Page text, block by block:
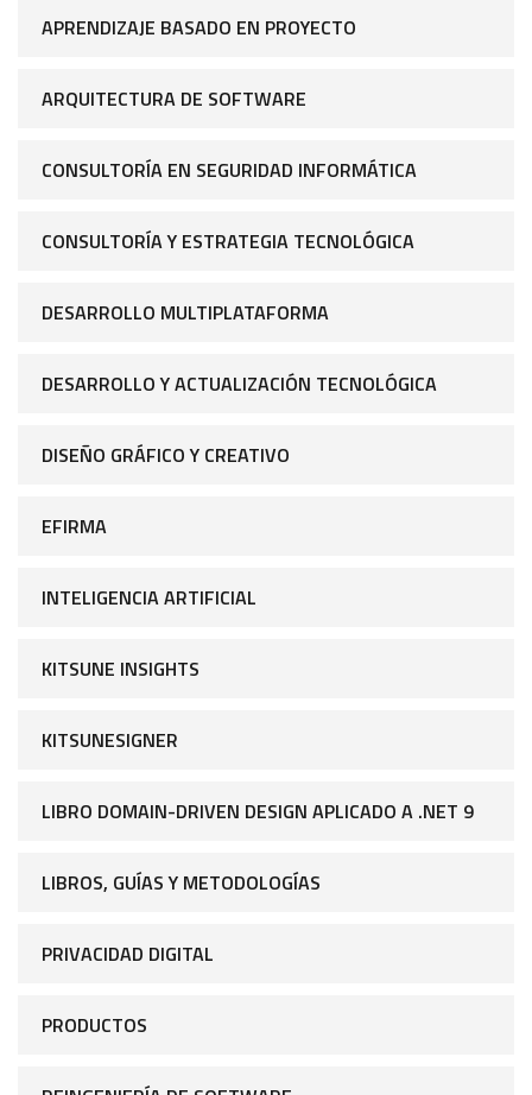
APRENDIZAJE BASADO EN PROYECTO
ARQUITECTURA DE SOFTWARE
CONSULTORÍA EN SEGURIDAD INFORMÁTICA
CONSULTORÍA Y ESTRATEGIA TECNOLÓGICA
DESARROLLO MULTIPLATAFORMA
DESARROLLO Y ACTUALIZACIÓN TECNOLÓGICA
DISEÑO GRÁFICO Y CREATIVO
EFIRMA
INTELIGENCIA ARTIFICIAL
KITSUNE INSIGHTS
KITSUNESIGNER
LIBRO DOMAIN-DRIVEN DESIGN APLICADO A .NET 9
LIBROS, GUÍAS Y METODOLOGÍAS
PRIVACIDAD DIGITAL
PRODUCTOS